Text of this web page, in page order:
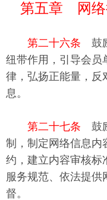
第五章 网络
第二十六条 鼓
纽带作用，引导会员
律，弘扬正能量，反
息。
第二十七条 鼓
制，制定网络信息内
约，建立内容审核标
服务规范、依法提供
督。